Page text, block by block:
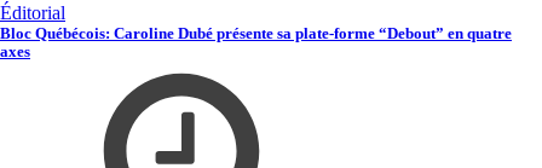
Éditorial
Bloc Québécois: Caroline Dubé présente sa plate-forme “Debout” en quatre
axes